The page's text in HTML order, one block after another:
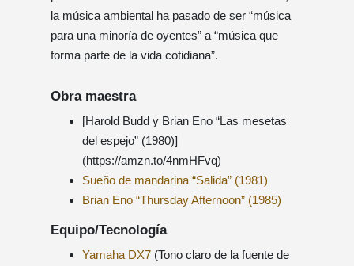
la música ambiental ha pasado de ser “música
para una minoría de oyentes” a “música que
forma parte de la vida cotidiana”.
Obra maestra
[Harold Budd y Brian Eno “Las mesetas
del espejo” (1980)]
(https://amzn.to/4nmHFvq)
Sueño de mandarina “Salida” (1981)
Brian Eno “Thursday Afternoon” (1985)
Equipo/Tecnología
Yamaha DX7 (Tono claro de la fuente de